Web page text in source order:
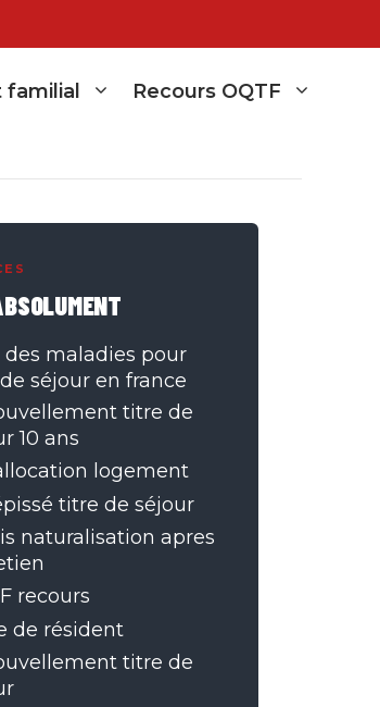
Recours OQTF
des maladies pour
séjour en france
titre de
10 ans
logement
titre de séjour
naturalisation apres
recours
de résident
titre de